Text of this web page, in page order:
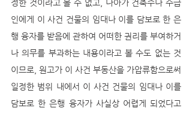
정한 것이라고 볼 수 없고, 나아가 건축주나 수급
인에게 이 사건 건물의 임대나 이를 담보로 한 은
행 융자를 받음에 관하여 어떠한 권리를 부여하거
나 의무를 부과하는 내용이라고 볼 수도 없는 것
이므로, 원고가 이 사건 부동산을 가압류함으로써
일정한 범위 내에서 이 사건 건물의 임대나 이를
담보로 한 은행 융자가 사실상 어렵게 되었다고